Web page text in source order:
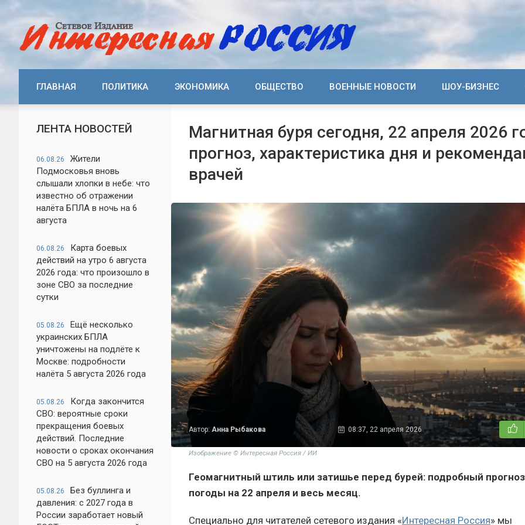
ГЛАВНАЯ ПОЛИТИКА ЭКОНОМИКА ОБЩЕСТВО ВОЕННЫЕ НОВОСТИ ШОУ-БИЗНЕС
ЛЕНТА НОВОСТЕЙ
06.08.26
Жители
Подмосковья вновь
слышали хлопки в небе: что
известно об отражении
налёта БПЛА в ночь на 6
августа
06.08.26
Карта боевых
действий на утро 6 августа
2026 года: что произошло в
зоне СВО за последние
сутки
05.08.26
Ещё несколько
украинских БПЛА
уничтожены на подлёте к
Москве: подробности
налёта 5 августа 2026 года
05.08.26
Когда закончится
СВО: вероятные сроки
прекращения боевых
действий. Последние
новости о сроках окончания
СВО на 5 августа 2026 года
05.08.26
Без буллинга и
давления: с 2027 года в
России заработает новый
Магнитная буря сегодня, 22 апреля 2026
прогноз, характеристика дня и
врачей
Автор: Анна Рыбакова 08:37, 22 апреля 2026
Изображение © Интересная Россия / ИИ
Геомагнитный штиль или затишье перед бурей: подробный
погоды на 22 апреля и весь месяц.
Специально для читателей сетевого издания «Интересная Россия» мы